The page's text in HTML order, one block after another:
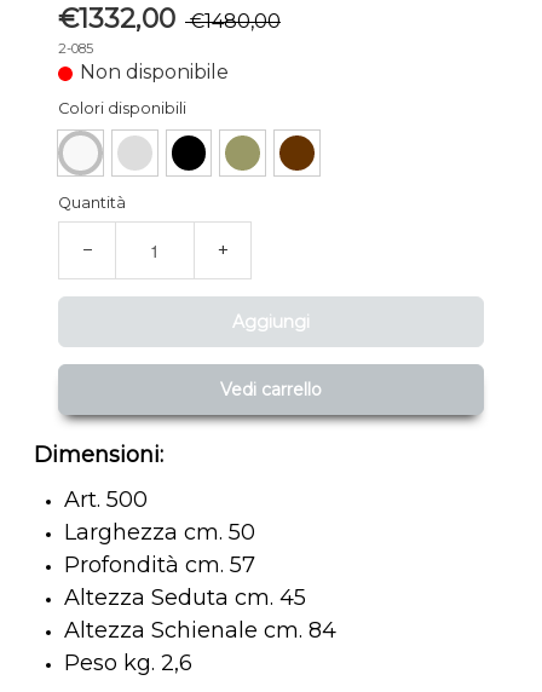
€1332,00 €1480,00
2-085
Non disponibile
Colori disponibili
Quantità
− +
Aggiungi
Vedi carrello
Dimensioni:
Art. 500
Larghezza cm. 50
Profondità cm. 57
Altezza Seduta cm. 45
Altezza Schienale cm. 84
Peso kg. 2,6